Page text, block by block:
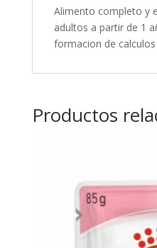
Alimento completo y
adultos a partir de 1
formacion de
Productos